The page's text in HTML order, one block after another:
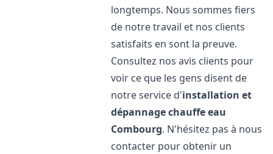
longtemps. Nous sommes fiers
de notre travail et nos clients
satisfaits en sont la preuve.
Consultez nos avis clients pour
voir ce que les gens disent de
notre service d'installation et
dépannage chauffe eau
Combourg. N'hésitez pas à nous
contacter pour obtenir un